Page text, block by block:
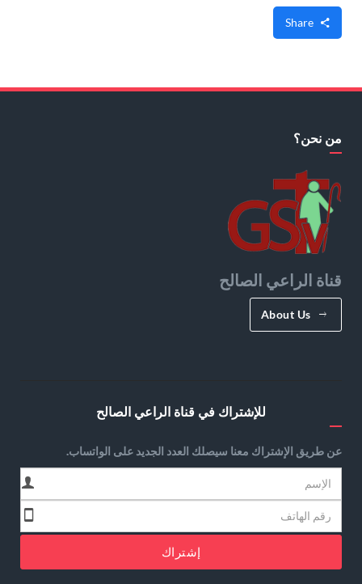
من نحن؟
قناة الراعي الصالح
About Us
للإشتراك في قناة الراعي الصالح
عن طريق الإشتراك معنا سيصلك العدد الجديد على الواتساب.
إشتراك